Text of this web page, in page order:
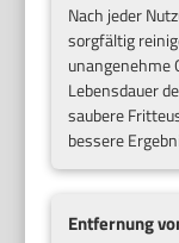
Nach jeder
sorgfältig
unangenehme
Lebensdauer
saubere
bessere
Entfernung